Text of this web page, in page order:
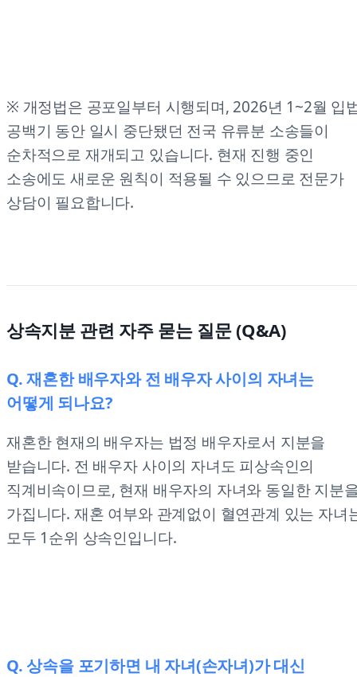
※ 개정법은 공포일부터 시행되며, 2026년 1~2월 입
공백기 동안 일시 중단됐던 전국 유류분 소송들이
순차적으로 재개되고 있습니다. 현재 진행 중인
소송에도 새로운 원칙이 적용될 수 있으므로 전문가
상담이 필요합니다.
상속지분 관련 자주 묻는 질문 (Q&A)
Q. 재혼한 배우자와 전 배우자 사이의 자녀는
어떻게 되나요?
재혼한 현재의 배우자는 법정 배우자로서 지분을
받습니다. 전 배우자 사이의 자녀도 피상속인의
직계비속이므로, 현재 배우자의 자녀와 동일한 지분
가집니다. 재혼 여부와 관계없이 혈연관계 있는 자녀
모두 1순위 상속인입니다.
Q. 상속을 포기하면 내 자녀(손자녀)가 대신